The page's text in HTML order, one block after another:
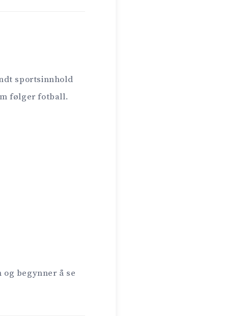
sportsinnhold
følger fotball.
begynner å se